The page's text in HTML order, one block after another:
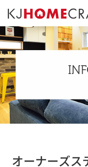
オーナーズス